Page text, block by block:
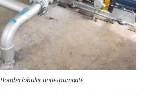
Bomba lobular antiespumante